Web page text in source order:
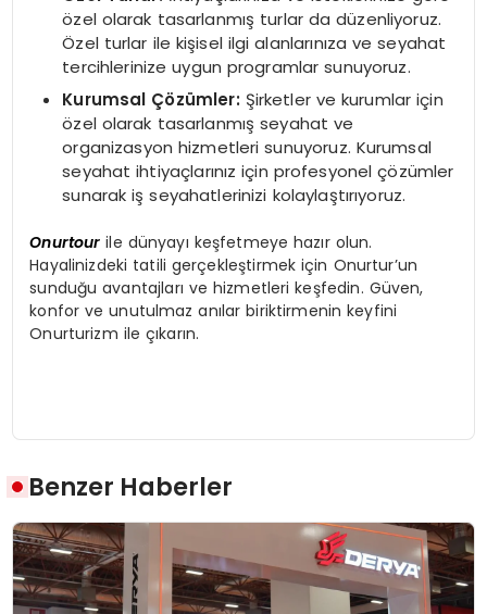
özel olarak tasarlanmış turlar da düzenliyoruz.
Özel turlar ile kişisel ilgi alanlarınıza ve seyahat
tercihlerinize uygun programlar sunuyoruz.
Kurumsal Çözümler: Şirketler ve kurumlar için
özel olarak tasarlanmış seyahat ve
organizasyon hizmetleri sunuyoruz. Kurumsal
seyahat ihtiyaçlarınız için profesyonel çözümler
sunarak iş seyahatlerinizi kolaylaştırıyoruz.
Onurtour ile dünyayı keşfetmeye hazır olun.
Hayalinizdeki tatili gerçekleştirmek için Onurtur’un
sunduğu avantajları ve hizmetleri keşfedin. Güven,
konfor ve unutulmaz anılar biriktirmenin keyfini
Onurturizm ile çıkarın.
Benzer Haberler